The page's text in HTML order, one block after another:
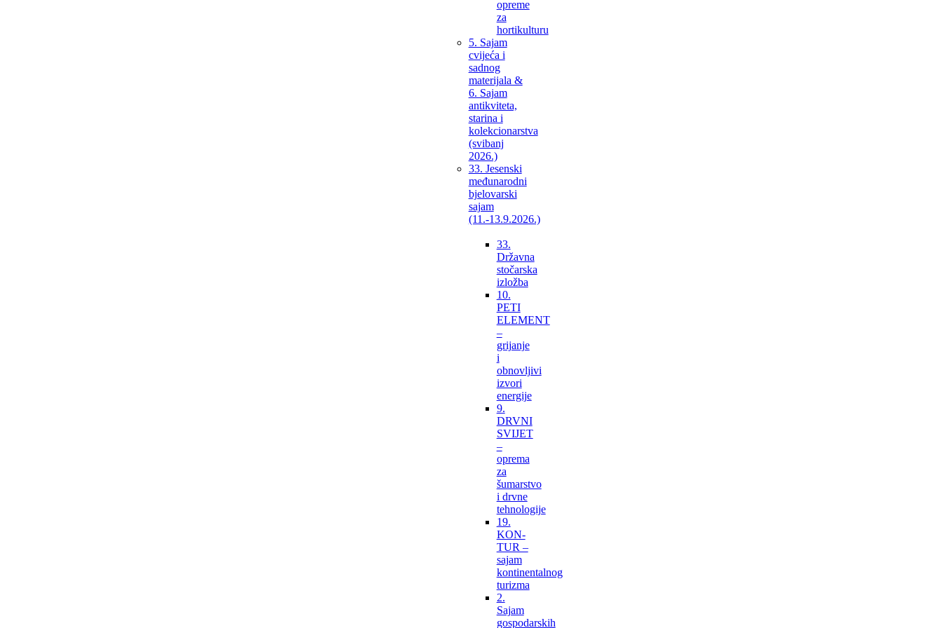
opreme
za
hortikulturu
5. Sajam
cvijeća i
sadnog
materijala &
6. Sajam
antikviteta,
starina i
kolekcionarstva
(svibanj
2026.)
33. Jesenski
međunarodni
bjelovarski
sajam
(11.-13.9.2026.)
33.
Državna
stočarska
izložba
10.
PETI
ELEMENT
–
grijanje
i
obnovljivi
izvori
energije
9.
DRVNI
SVIJET
–
oprema
za
šumarstvo
i drvne
tehnologije
19.
KON-
TUR –
sajam
kontinentalnog
turizma
2.
Sajam
gospodarskih